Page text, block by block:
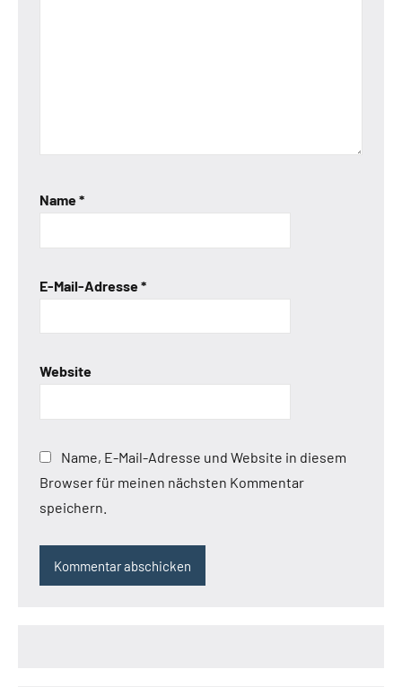
Name*
E-Mail-Adresse*
Website
Name, E-Mail-Adresse und Website in diesem
Browser für meinen nächsten Kommentar
speichern.